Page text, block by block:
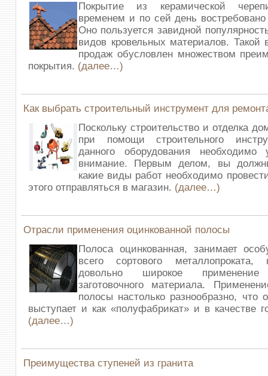
Покрытие из керамической
временем и по сей день
Оно пользуется завидной
видов кровельных материалов. Такой
продаж обусловлен множеством
покрытия. (далее…)
Как выбрать строительный инструмент для
Поскольку строительство и отделка
при помощи строительного
данного оборудования необходимо
внимание. Первым делом, вы
какие виды работ необходимо
этого отправляться в магазин. (далее…)
Отрасли применения оцинкованной полосы
Полоса оцинкованная, занимает
всего сортового металлопроката,
довольно широкое
заготовочного материала.
полосы настолько разнообразно, что
выступает и как «полуфабрикат» и в качестве
(далее…)
Преимущества ступеней из гранита